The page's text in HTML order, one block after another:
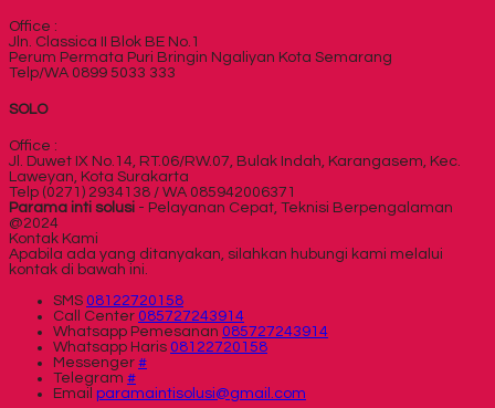
Office :
Jln. Classica II Blok BE No.1
Perum Permata Puri Bringin Ngaliyan Kota Semarang
Telp/WA 0899 5033 333
SOLO
Office :
Jl. Duwet IX No.14, RT.06/RW.07, Bulak Indah, Karangasem, Kec.
Laweyan, Kota Surakarta
Telp (0271) 2934138 / WA 085942006371
Parama inti solusi - Pelayanan Cepat, Teknisi Berpengalaman
@2024
Kontak Kami
Apabila ada yang ditanyakan, silahkan hubungi kami melalui
kontak di bawah ini.
SMS 08122720158
Call Center 085727243914
Whatsapp Pemesanan 085727243914
Whatsapp Haris 08122720158
Messenger #
Telegram #
Email paramaintisolusi@gmail.com